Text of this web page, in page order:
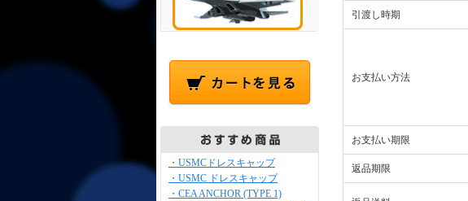
・USMCドレスキャップ
・USMC ドレスキャップ
・CEA ANCHOR (TYPE 1)
引渡し時期
お支払い方法
お支払い期限
返品期限